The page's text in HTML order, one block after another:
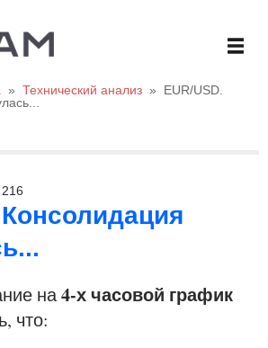
» Технический анализ »
EUR/USD.
216
на4-х часовой график
что: